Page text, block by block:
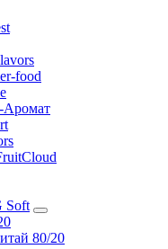
food
Аромат
Soft
80/20